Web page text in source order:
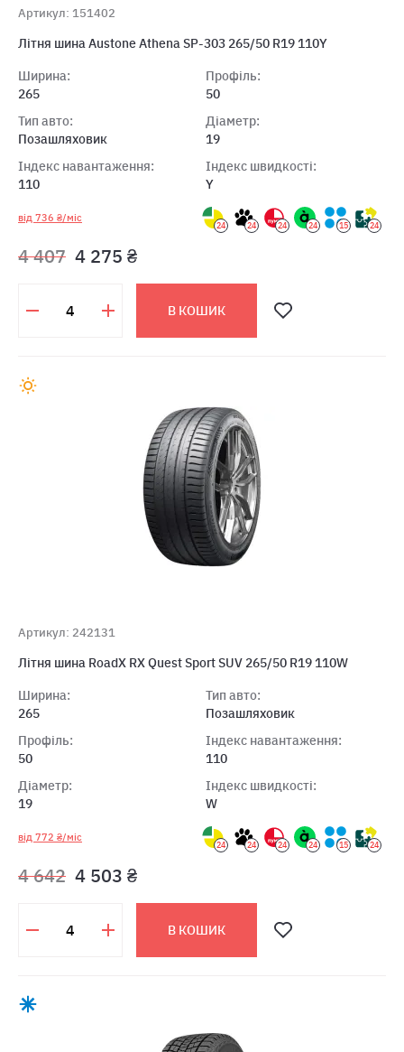
Артикул: 151402
Літня шина Austone Athena SP-303 265/50 R19 110Y
Ширина:
265
Тип авто:
Позашляховик
Індекс навантаження:
110
Профіль:
50
Діаметр:
19
Індекс швидкості:
Y
від 736 ₴/міс
24 24 24 24 15 24
4 407 4 275 ₴
В КОШИК
Артикул: 242131
Літня шина RoadX RX Quest Sport SUV 265/50 R19 110W
Ширина:
265
Профіль:
50
Діаметр:
19
Тип авто:
Позашляховик
Індекс навантаження:
110
Індекс швидкості:
W
від 772 ₴/міс
24 24 24 24 15 24
4 642 4 503 ₴
В КОШИК